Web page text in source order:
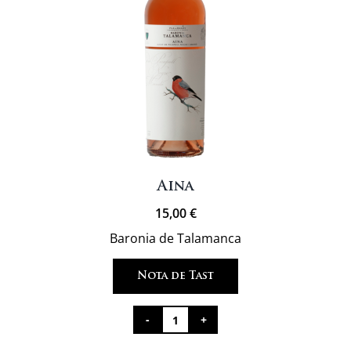
Aina
15,00€
Baronia de Talamanca
Nota de Tast
quantitat